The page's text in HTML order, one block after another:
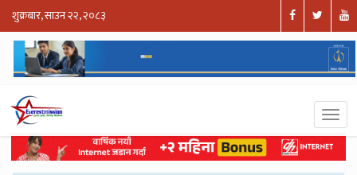
शुक्रबार, साउन २२, २०८३